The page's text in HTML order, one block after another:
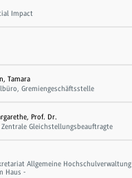
Impact
Tamara
Gremiengeschäftsstelle
Prof. Dr.
Gleichstellungsbeauftragte
Allgemeine Hochschulverwaltung
Haus -